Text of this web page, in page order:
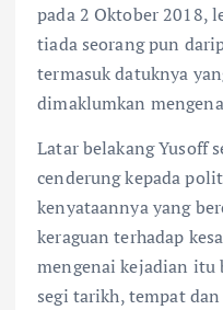
pada 2 Oktober 2018,
tiada seorang pun
termasuk datuknya
dimaklumkan
Latar belakang Yusoff
cenderung kepada
kenyataannya yang
keraguan terhadap
mengenai kejadian itu
segi tarikh, tempat